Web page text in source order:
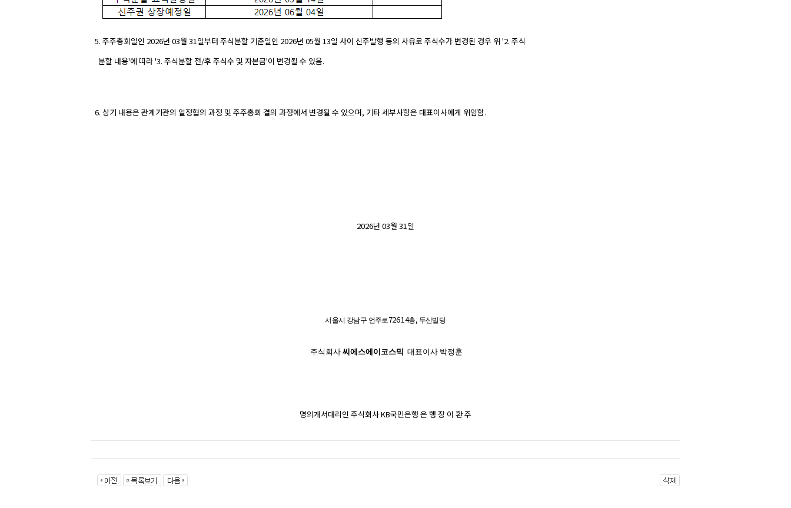
5. 주주총회일인 2026년 03월 31일부터 주식분할 기준일인 2026년 05월 13일 사이 신주발행 등의 사유로 주식수가 변경된 경우 위 '2. 주식
분할 내용'에 따라 '3. 주식분할 전/후 주식수 및 자본금'이 변경될 수 있음.
6. 상기 내용은 관계기관의 일정협의 과정 및 주주총회 결의 과정에서 변경될 수 있으며, 기타 세부사항은 대표이사에게 위임함.
2026년 03월 31일
서울시 강남구 언주로726 14층, 두산빌딩
주식회사 씨에스에이코스믹 대표이사 박정훈
명의개서대리인 주식회사KB국민은행 은 행 장 이 환 주